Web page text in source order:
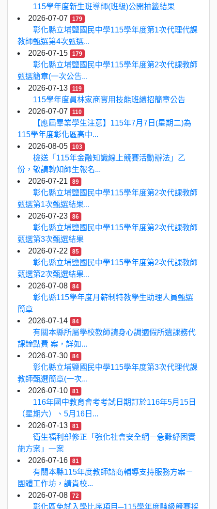
115學年度新生班導師(班級)公開抽籤結果
2026-07-07
179
彰化縣立埔鹽國民中學115學年度第1次代理代課
教師甄選第4次甄選...
2026-07-15
179
彰化縣立埔鹽國民中學115學年度第2次代課教師
甄選簡章(一次公告...
2026-07-13
119
115學年度員林家商實用技能班續招簡章公告
2026-07-07
110
【應屆畢業學生注意】115年7月7日(星期二)為
115學年度彰化區高中...
2026-08-05
103
檢送「115年金融知識線上競賽活動辦法」乙
份，敬請轉知師生報名...
2026-07-21
89
彰化縣立埔鹽國民中學115學年度第2次代課教師
甄選第1次甄選結果...
2026-07-23
86
彰化縣立埔鹽國民中學115學年度第2次代課教師
甄選第3次甄選結果
2026-07-22
85
彰化縣立埔鹽國民中學115學年度第2次代課教師
甄選第2次甄選結果...
2026-07-08
84
彰化縣115學年度月薪制特教學生助理人員甄選
簡章
2026-07-14
84
有關本縣所屬學校教師請身心調適假所遺課務代
課鐘點費 案，詳如...
2026-07-30
84
彰化縣立埔鹽國民中學115學年度第3次代理代課
教師甄選簡章(一次...
2026-07-10
81
116年國中教育會考考試日期訂於116年5月15日
（星期六）、5月16日...
2026-07-13
81
衛生福利部修正「強化社會安全網－急難紓困實
施方案」一案
2026-07-16
81
有關本縣115年度教師諮商輔導支持服務方案－
團體工作坊，請貴校...
2026-07-08
72
彰化區免試入學比序項目─115學年度縣級競賽採